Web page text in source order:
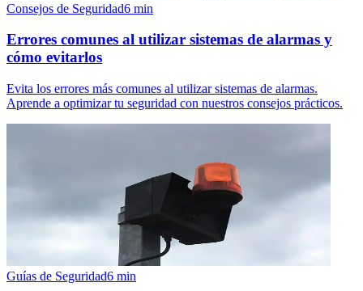
Consejos de Seguridad6 min
Errores comunes al utilizar sistemas de alarmas y
cómo evitarlos
Evita los errores más comunes al utilizar sistemas de alarmas.
Aprende a optimizar tu seguridad con nuestros consejos prácticos.
Guías de Seguridad6 min